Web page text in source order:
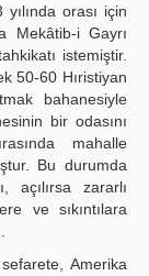
orası için
Mekâtib-i Gayrı
istemiştir.
50-60 Hıristiyan
bahanesiyle
bir odasını
mahalle
Bu durumda
açılırsa zararlı
ve sıkıntılara
Amerika